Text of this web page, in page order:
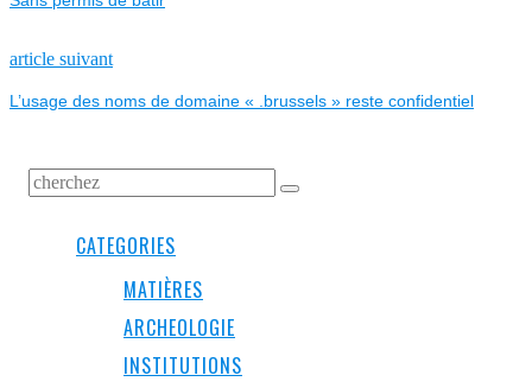
DE
L’ARTICLE
article suivantNext
L’usage des noms de domaine « .brussels » reste confidentiel
CATEGORIES
MATIÈRES
ARCHEOLOGIE
INSTITUTIONS